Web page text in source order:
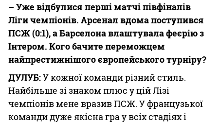
– Уже відбулися перші матчі півфіналів
Ліги чемпіонів. Арсенал вдома поступився
ПСЖ (0:1), а Барселона влаштувала феєрію з
Інтером. Кого бачите переможцем
найпрестижнішого європейського турніру?
ДУЛУБ:У кожної команди різний стиль.
Найбільше зі знаком плюс у цій Лізі
чемпіонів мене вразив ПСЖ. У французької
команди дуже якісна гра у всіх стадіях і